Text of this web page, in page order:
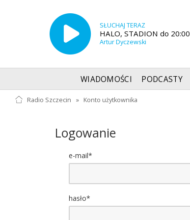
SŁUCHAJ TERAZ
HALO, STADION do 20:00
Artur Dyczewski
WIADOMOŚCI PODCASTY
Radio Szczecin » Konto użytkownika
Logowanie
e-mail*
hasło*